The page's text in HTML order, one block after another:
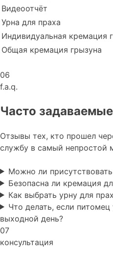
Видеоотчёт
Урна для праха
Индивидуальная кремация
Общая кремация грызуна
06
f.a.q.
Часто задаваемые
Отзывы тех, кто прошел
службу в самый непростой
Можно ли
Безопасна ли кремация
Как выбрать урну для
Что делать, если
выходной день?
07
консультация